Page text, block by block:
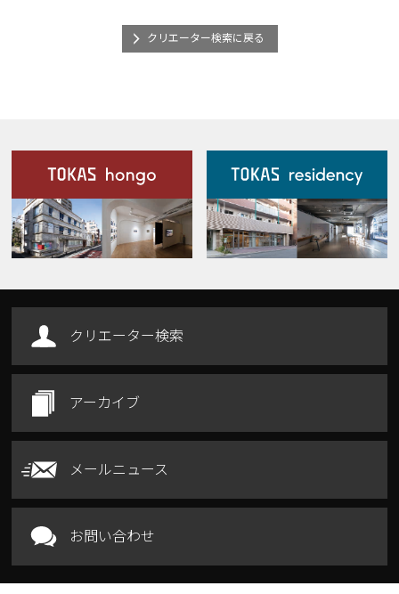
クリエーター検索に戻る
施設案内
Our Facilities
クリエーター検索
アーカイブ
メールニュース
お問い合わせ